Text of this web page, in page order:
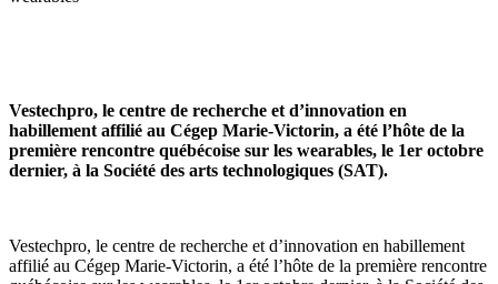
Vestechpro, le centre de recherche et d’innovation en
habillement affilié au Cégep Marie-Victorin, a été l’hôte de la
première rencontre québécoise sur les wearables, le 1er octobre
dernier, à la Société des arts technologiques (SAT).
Vestechpro, le centre de recherche et d’innovation en habillement
affilié au Cégep Marie-Victorin, a été l’hôte de la première rencontre